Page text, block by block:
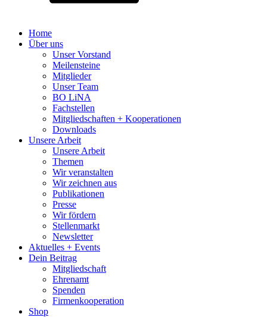
Home
Über uns
Unser Vorstand
Meilensteine
Mitglieder
Unser Team
BO LiNA
Fachstellen
Mitgliedschaften + Kooperationen
Downloads
Unsere Arbeit
Unsere Arbeit
Themen
Wir veranstalten
Wir zeichnen aus
Publikationen
Presse
Wir fördern
Stellenmarkt
Newsletter
Aktuelles + Events
Dein Beitrag
Mitgliedschaft
Ehrenamt
Spenden
Firmenkooperation
Shop